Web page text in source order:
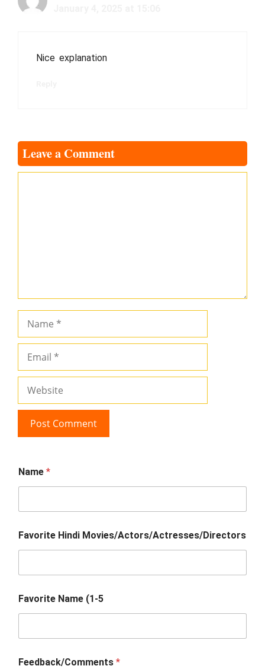
Nice explanation
Leave a Comment
Website
Name *
Favorite Hindi Movies/Actors/Actresses/Directors
Favorite Name (1-5
Feedback/Comments *